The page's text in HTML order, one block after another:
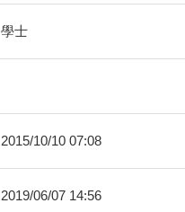
學士
2015/10/10 07:08
2019/06/07 14:56